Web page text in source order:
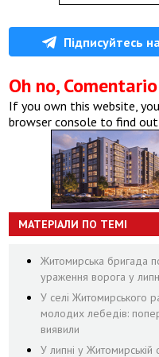
Підписуйтесь
Oh no,
If you own this website,
browser console to find out
МАТЕРІАЛИ ПО ТЕМІ
Житомирська бригада
ураження ворога у
У селі Житомирського
молодих лебедів:
виявили
У липні у Житомирській